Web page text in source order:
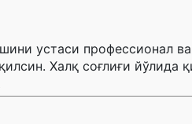
устаси профессионал
Халқ соғлиғи йўлида